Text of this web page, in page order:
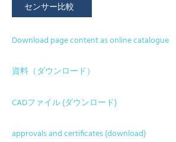
センサー比較
Download page content as online catalogue
資料（ダウンロード）
CADファイル (ダウンロード)
approvals and certificates (download)